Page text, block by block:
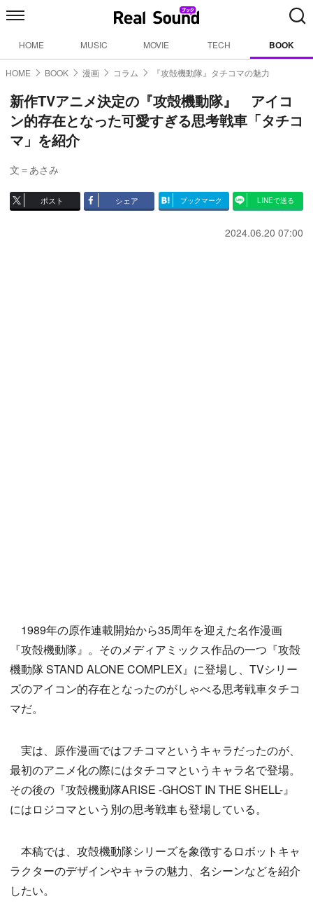
HOME MUSIC MOVIE TECH BOOK
HOME BOOK 漫画 コラム 『攻殻機動隊』タチコマの魅力
新作TVアニメ決定の『攻殻機動隊』 アイコ
ン的存在となった可愛すぎる思考戦車「タチコ
マ」を紹介
文＝あさみ
ポスト シェア ブックマーク LINEで送る
2024.06.20 07:00
1989年の原作連載開始から35周年を迎えた名作漫画
『攻殻機動隊』。そのメディアミックス作品の一つ『攻殻
機動隊 STAND ALONE COMPLEX』に登場し、TVシリー
ズのアイコン的存在となったのがしゃべる思考戦車タチコ
マだ。
実は、原作漫画ではフチコマというキャラだったのが、
最初のアニメ化の際にはタチコマというキャラ名で登場。
その後の『攻殻機動隊ARISE -GHOST IN THE SHELL-』
にはロジコマという別の思考戦車も登場している。
本稿では、攻殻機動隊シリーズを象徴するロボットキャ
ラクターのデザインやキャラの魅力、名シーンなどを紹介
したい。